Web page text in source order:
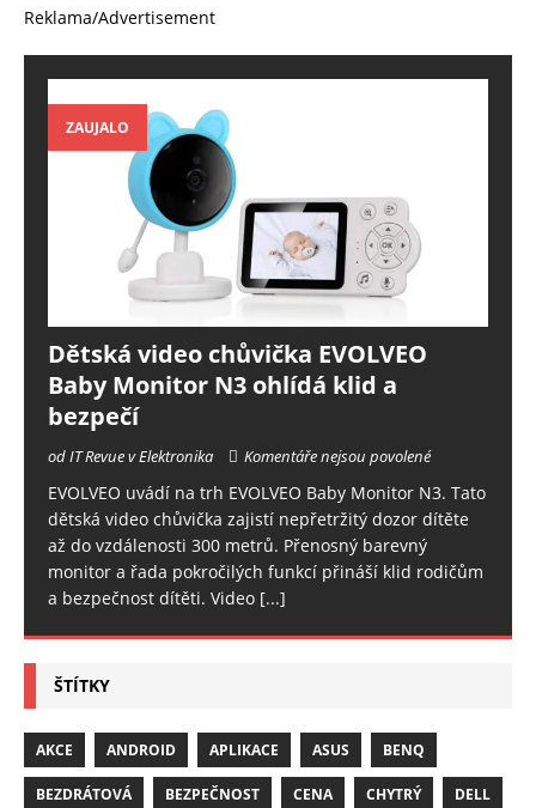
Reklama/Advertisement
ZAUJALO
Dětská video chůvička EVOLVEO
Baby Monitor N3 ohlídá klid a
bezpečí
od IT Revue v Elektronika Komentáře nejsou povolené
EVOLVEO uvádí na trh EVOLVEO Baby Monitor N3. Tato
dětská video chůvička zajistí nepřetržitý dozor dítěte
až do vzdálenosti 300 metrů. Přenosný barevný
monitor a řada pokročilých funkcí přináší klid rodičům
a bezpečnost dítěti. Video [...]
ŠTÍTKY
AKCE ANDROID APLIKACE ASUS BENQ
BEZDRÁTOVÁ BEZPEČNOST CENA CHYTRÝ DELL